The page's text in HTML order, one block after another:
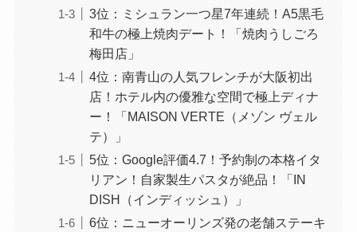
3位：ミシュラン一つ星7年連続！A5黒毛
和牛の極上焼肉デート！「焼肉うしごろ
梅田店」
4位：南青山の人気フレンチが大阪初出
店！ホテル内の優雅な空間で極上ディナ
ー！「MAISON VERTE（メゾン ヴェル
テ）」
5位：Google評価4.7！予約制の本格イタ
リアン！自家製生パスタが絶品！「IN
DISH（インディッシュ）」
6位：ニューオーリンズ発の老舗ステーキ